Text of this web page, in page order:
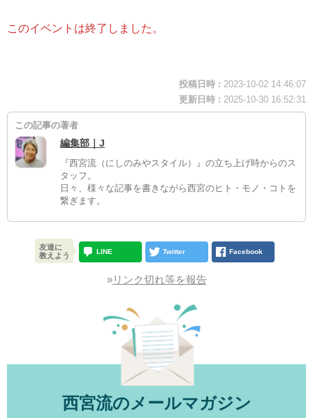
このイベントは終了しました。
投稿日時 : 2023-10-02 14:46:07
更新日時 : 2025-10-30 16:52:31
この記事の著者
編集部｜J
『西宮流（にしのみやスタイル）』の立ち上げ時からのス
タッフ。
日々、様々な記事を書きながら西宮のヒト・モノ・コトを
繋ぎます。
友達に
教えよう
LINE Twitter Facebook
»リンク切れ等を報告
西宮流のメールマガジン